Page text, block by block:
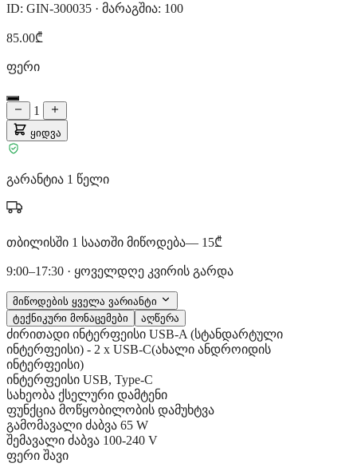
ID: GIN-300035 · მარაგშია: 100
85.00₾
ფერი
1
ყიდვა
გარანტია 1 წელი
თბილისში 1 საათში მიწოდება— 15₾
9:00–17:30 · ყოველდღე კვირის გარდა
მიწოდების ყველა ვარიანტი
ტექნიკური მონაცემები
აღწერა
ძირითადი ინტერფეისი USB-A (სტანდარტული
ინტერფეისი) - 2 x USB-C(ახალი ანდროიდის
ინტერფეისი)
ინტერფეისი USB, Type-C
სახეობა ქსელური დამტენი
ფუნქცია მოწყობილობის დამუხტვა
გამომავალი ძაბვა 65 W
შემავალი ძაბვა 100-240 V
ფერი შავი